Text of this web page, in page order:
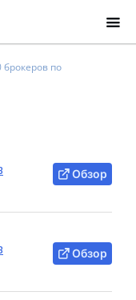
по
Обзор
Обзор